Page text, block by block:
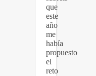
que
este
año
me
había
propuesto
el
reto